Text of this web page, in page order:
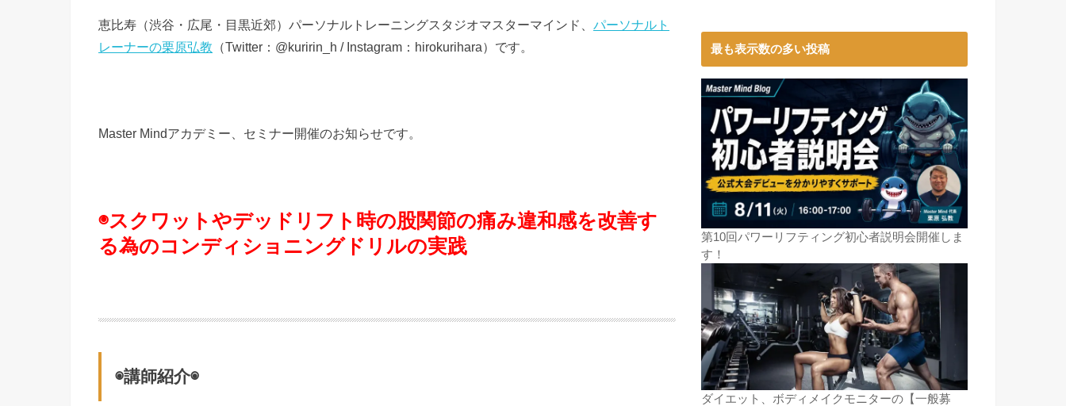
恵比寿（渋谷・広尾・目黒近郊）パーソナルトレーニングスタジオマスターマインド、 パーソナルト
レーナーの栗原弘教 （Twitter：@kuririn_h / Instagram：hirokurihara）です。
Master Mindアカデミー、セミナー開催のお知らせです。
◉スクワットやデッドリフト時の股関節の痛み違和感を改善す
る為のコンディショニングドリルの実践
◉講師紹介◉
最も表示数の多い投稿
第10回パワーリフティング初心者説明会開催しま
す！
ダイエット、ボディメイクモニターの【一般募